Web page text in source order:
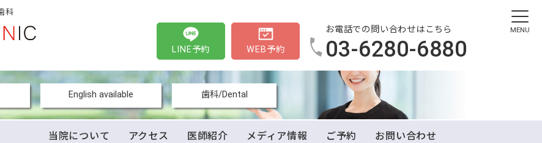
科
LINE予約 WEB予約
お電話での問い合わせはこちら
03-6280-6880
English available 歯科/Dental
当院について アクセス 医師紹介 メディア情報 ご予約 お問い合わせ
MENU